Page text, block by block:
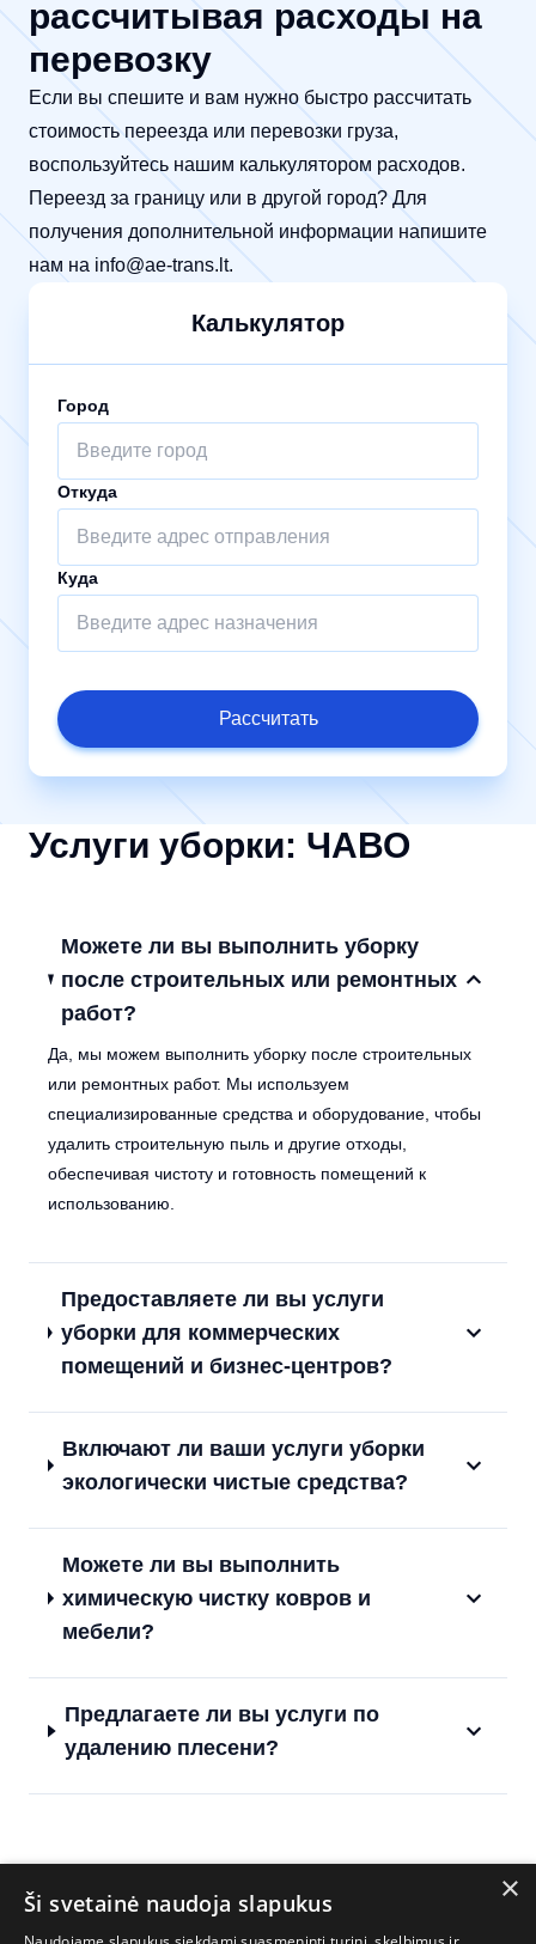
рассчитывая расходы на
перевозку
Если вы спешите и вам нужно быстро рассчитать
стоимость переезда или перевозки груза,
воспользуйтесь нашим калькулятором расходов.
Переезд за границу или в другой город? Для
получения дополнительной информации напишите
нам на info@ae-trans.lt.
Калькулятор
Город
Откуда
Куда
Рассчитать
Услуги уборки: ЧАВО
Можете ли вы выполнить уборку
после строительных или ремонтных
работ?
Да, мы можем выполнить уборку после строительных
или ремонтных работ. Мы используем
специализированные средства и оборудование, чтобы
удалить строительную пыль и другие отходы,
обеспечивая чистоту и готовность помещений к
использованию.
Предоставляете ли вы услуги
уборки для коммерческих
помещений и бизнес-центров?
Включают ли ваши услуги уборки
экологически чистые средства?
Можете ли вы выполнить
химическую чистку ковров и
мебели?
Предлагаете ли вы услуги по
удалению плесени?
×
Ši svetainė naudoja slapukus